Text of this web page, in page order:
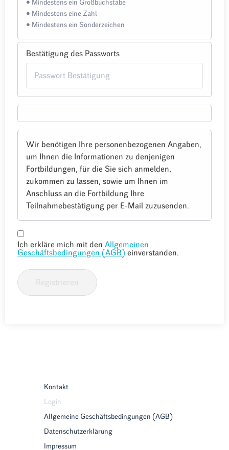
• Mindestens ein Großbuchstabe
• Mindestens eine Zahl
• Mindestens ein Sonderzeichen
Bestätigung des Passworts
Wir benötigen Ihre personenbezogenen Angaben,
um Ihnen die Informationen zu denjenigen
Fortbildungen, für die Sie sich anmelden,
zukommen zu lassen, sowie um Ihnen im
Anschluss an die Fortbildung Ihre
Teilnahmebestätigung per E-Mail zuzusenden.
Ich erkläre mich mit den Allgemeinen
Geschäftsbedingungen (AGB) einverstanden.
Registrieren
Kontakt
Login
Allgemeine Geschäftsbedingungen (AGB)
Datenschutzerklärung
Impressum